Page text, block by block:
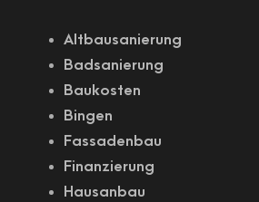
Altbausanierung
Badsanierung
Baukosten
Bingen
Fassadenbau
Finanzierung
Hausanbau